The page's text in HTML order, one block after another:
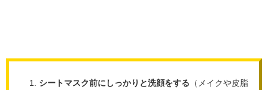
シートマスク前にしっかりと洗顔をする （メイクや皮脂